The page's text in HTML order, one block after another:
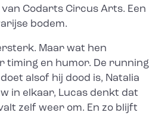
van Codarts Circus Arts. Een
bodem.
Maar wat hen
timing en humor. De running
alsof hij dood is, Natalia
in elkaar, Lucas denkt dat
zelf weer om. En zo blijft